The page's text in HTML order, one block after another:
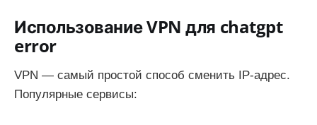
Использование VPN для chatgpt
error
VPN — самый простой способ сменить IP-адрес.
Популярные сервисы: